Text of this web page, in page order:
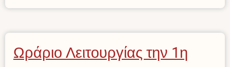
το
Τακτικής
Συνεδρίασης
του
Ωράριο Λειτουργίας την 1η